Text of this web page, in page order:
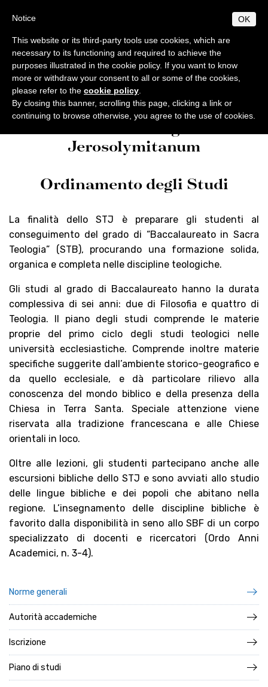
main
content
F RANCISCANUM
MENU
EN
ABOUT
General info
Origins and development
Centenary of foundation
Authorities
Professors
Students
Academic location
Library
General norms
Licentiate Degree
Doctorate
Diplomas
Courses 2025-2026
Ordinamento STJ
Ordo and Brochure
PUBLICATIONS
Collectio Maior
Collectio Minor
Analecta
Museum
Liber Annuus
Altro
BIBLICAL WORLD
Excursions
Archaeology
Museum
ACTIVITIES
Conferences
Doctoral / Licentiate thesis
CABT
Cronaca
Notiziario
Timetable
Academic Norms
Academic fees
Contacts
Studium Biblicum Franciscanum Programs
Studium Theologicum
Jerosolymitanum
Ordinamento degli Studi
La finalità dello STJ è preparare gli studenti al
conseguimento del grado di “Baccalaureato in Sacra
Teologia” (STB), procurando una formazione solida,
organica e completa nelle discipline teologiche.
Gli studi al grado di Baccalaureato hanno la durata
complessiva di sei anni: due di Filosofia e quattro di
Teologia. Il piano degli studi comprende le materie
proprie del primo ciclo degli studi teologici nelle
università ecclesiastiche. Comprende inoltre materie
specifiche suggerite dall’ambiente storico-geografico e
da quello ecclesiale, e dà particolare rilievo alla
conoscenza del mondo biblico e della presenza della
Chiesa in Terra Santa. Speciale attenzione viene
riservata alla tradizione francescana e alle Chiese
orientali in loco.
Oltre alle lezioni, gli studenti partecipano anche alle
escursioni bibliche dello STJ e sono avviati allo studio
delle lingue bibliche e dei popoli che abitano nella
regione. L’insegnamento delle discipline bibliche è
favorito dalla disponibilità in seno allo SBF di un corpo
specializzato di docenti e ricercatori (Ordo Anni
Academici, n. 3-4).
Norme generali
Autorità accademiche
Iscrizione
Piano di studi
OK
Notice
This website or its third-party tools use cookies, which are
necessary to its functioning and required to achieve the
purposes illustrated in the cookie policy. If you want to know
more or withdraw your consent to all or some of the cookies,
please refer to the cookie policy
By closing this banner, scrolling this page, clicking a link or
continuing to browse otherwise, you agree to the use of cookies.